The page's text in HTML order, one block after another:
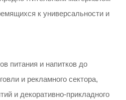
к универсальности и
питания и напитков до
и рекламного сектора,
и декоративно-прикладного